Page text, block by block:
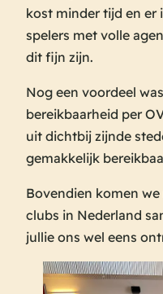
kost minder tijd en er
spelers met volle
dit fijn zijn.
Nog een voordeel
bereikbaarheid per
uit dichtbij zijnde
gemakkelijk
Bovendien komen
clubs in Nederland
jullie ons wel eens